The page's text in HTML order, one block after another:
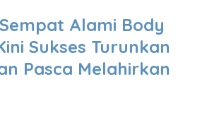
Alami Body
Sukses Turunkan
Pasca Melahirkan